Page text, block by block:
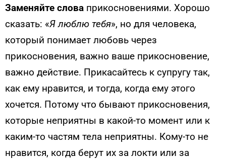
Заменяйте слова прикосновениями. Хорошо
сказать: «Я люблю тебя», но для человека,
который понимает любовь через
прикосновения, важно ваше прикосновение,
важно действие. Прикасайтесь к супругу так,
как ему нравится, и тогда, когда ему этого
хочется. Потому что бывают прикосновения,
которые неприятны в какой-то момент или к
каким-то частям тела неприятны. Кому-то не
нравится, когда берут их за локти или за